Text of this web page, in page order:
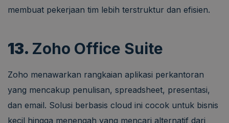
membuat pekerjaan tim lebih terstruktur dan efisien.
13. Zoho Office Suite
Zoho menawarkan rangkaian aplikasi perkantoran
yang mencakup penulisan, spreadsheet, presentasi,
dan email. Solusi berbasis cloud ini cocok untuk bisnis
kecil hingga menengah yang mencari alternatif dari